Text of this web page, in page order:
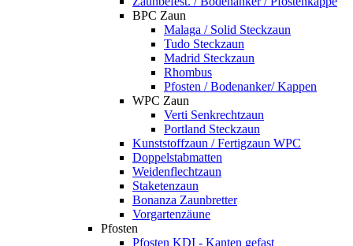
BPC Zaun
Malaga / Solid Steckzaun
Tudo Steckzaun
Madrid Steckzaun
Rhombus
Pfosten / Bodenanker/ Kappen
WPC Zaun
Verti Senkrechtzaun
Portland Steckzaun
Kunststoffzaun / Fertigzaun WPC
Doppelstabmatten
Weidenflechtzaun
Staketenzaun
Bonanza Zaunbretter
Vorgartenzäune
Pfosten
Pfosten KDI - Kanten gefast